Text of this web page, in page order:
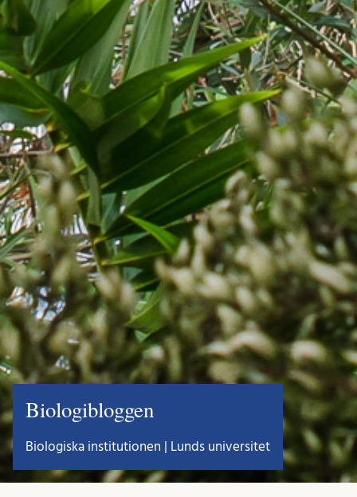
Biologibloggen
Biologiska institutionen | Lunds universitet